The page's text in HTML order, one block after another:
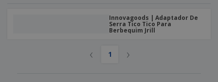
Innovagoods | Adaptador De
Serra Tico Tico Para
Berbequim Jrill
‹ 1 ›